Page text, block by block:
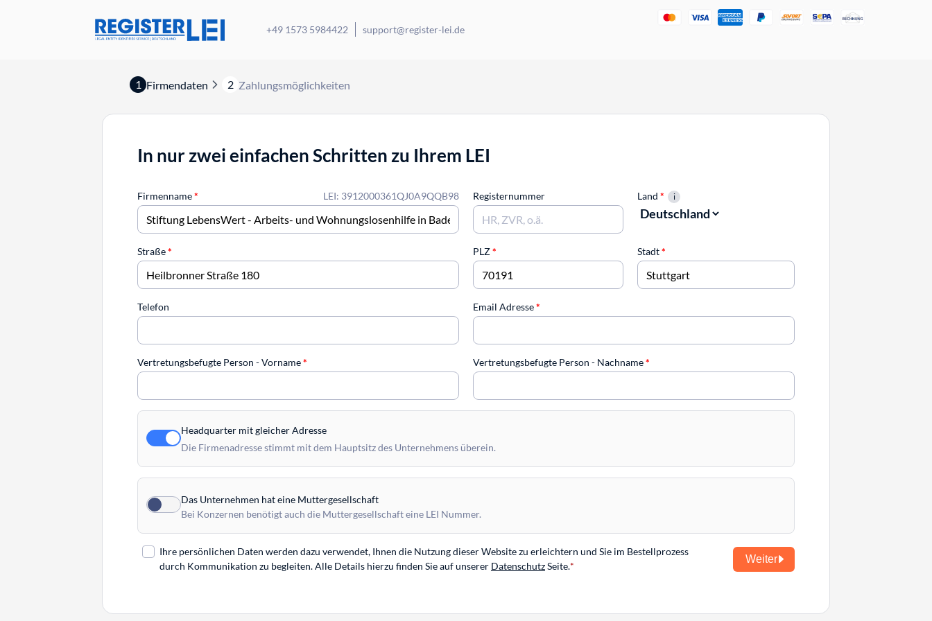
+49 1573 5984422 support@register-lei.de
1 Firmendaten 2 Zahlungsmöglichkeiten
In nur zwei einfachen Schritten zu Ihrem LEI
LEI: 3912000361QJ0A9QQB98
Firmenname* Registernummer Land *
Straße* PLZ* Stadt*
Telefon Email Adresse*
Vertretungsbefugte Person - Vorname* Vertretungsbefugte Person - Nachname*
Headquarter mit gleicher Adresse
Die Firmenadresse stimmt mit dem Hauptsitz des Unternehmens überein.
Das Unternehmen hat eine Muttergesellschaft
Bei Konzernen benötigt auch die Muttergesellschaft eine LEI Nummer.
Ihre persönlichen Daten werden dazu verwendet, Ihnen die Nutzung dieser Website zu erleichtern und Sie im Bestellprozess
durch Kommunikation zu begleiten. Alle Details hierzu finden Sie auf unserer DatenschutzSeite.
Weiter